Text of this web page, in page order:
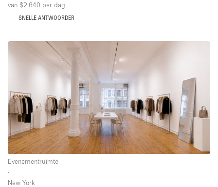
van $2,640 per dag
SNELLE ANTWOORDER
Evenementruimte
∙
New York